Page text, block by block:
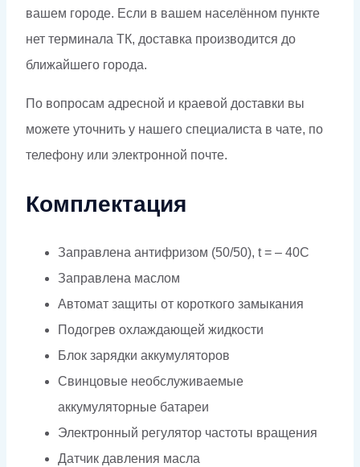
вашем городе. Если в вашем населённом пункте
нет терминала ТК, доставка производится до
ближайшего города.
По вопросам адресной и краевой доставки вы
можете уточнить у нашего специалиста в чате, по
телефону или электронной почте.
Комплектация
Заправлена антифризом (50/50), t = – 40C
Заправлена маслом
Автомат защиты от короткого замыкания
Подогрев охлаждающей жидкости
Блок зарядки аккумуляторов
Свинцовые необслуживаемые
аккумуляторные батареи
Электронный регулятор частоты вращения
Датчик давления масла